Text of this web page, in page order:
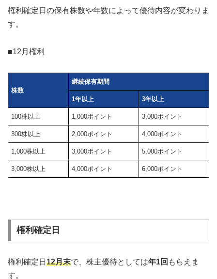
権利確定日の保有株数や年数によって優待内容が変わりま
す。
■12月権利
株数
継続保有期間
1年以上 3年以上
100株以上 1,000ポイント 3,000ポイント
300株以上 2,000ポイント 4,000ポイント
1,000株以上 3,000ポイント 5,000ポイント
3,000株以上 4,000ポイント 6,000ポイント
権利確定日
権利確定日 12月末で、株主優待としては年1回 もらえま
す。